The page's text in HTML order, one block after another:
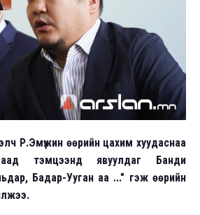
Р.Эмүжин өөрийн цахим хуудаснаа
тэмцээнд явуулдаг Банди
Бадар-Ууган аа ..." гэж өөрийн